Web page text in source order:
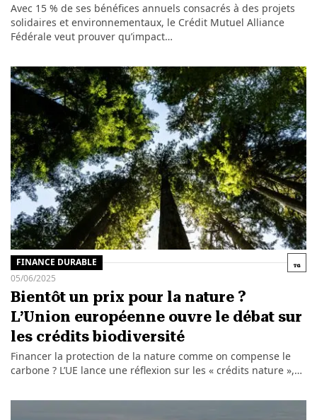
Avec 15 % de ses bénéfices annuels consacrés à des projets
solidaires et environnementaux, le Crédit Mutuel Alliance
Fédérale veut prouver qu’impact…
FINANCE DURABLE
05/06/2025
Bientôt un prix pour la nature ?
L’Union européenne ouvre le débat sur
les crédits biodiversité
Financer la protection de la nature comme on compense le
carbone ? L’UE lance une réflexion sur les « crédits nature »,…